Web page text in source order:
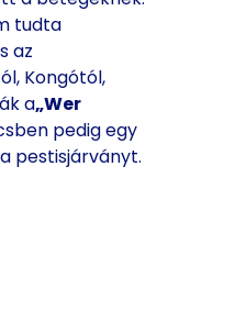
tudta
az
Kongótól,
a„Wer
pedig egy
pestisjárványt.